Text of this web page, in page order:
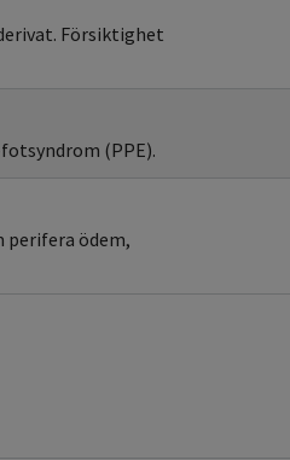
Försiktighet
(PPE).
perifera ödem,